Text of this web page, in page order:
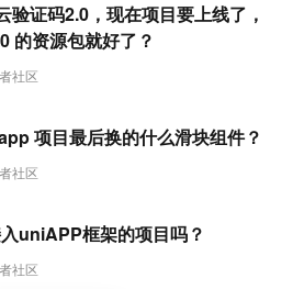
社区
验证码2.0，现在项目要上线了，
的资源包就好了？
社区
项目最后换的什么滑块组件？
社区
uniAPP框架的项目吗？